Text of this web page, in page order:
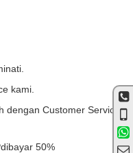
kami.
Customer Service
50%